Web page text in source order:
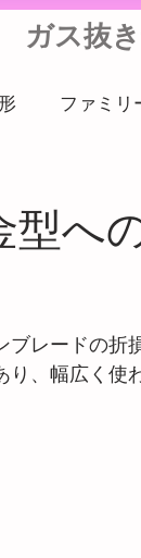
ガス抜
ファミリ
発泡成形
型へ
レードの折
り、幅広く使